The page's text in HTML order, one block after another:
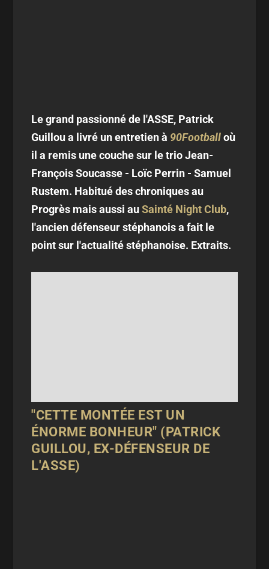
Le grand passionné de l'ASSE, Patrick
Guillou a livré un entretien à 90Footballoù
il a remis une couche sur le trio Jean-
François Soucasse - Loïc Perrin - Samuel
Rustem. Habitué des chroniques au
Progrès mais aussi auSainté Night Club,
l'ancien défenseur stéphanois a fait le
point sur l'actualité stéphanoise. Extraits.
"CETTE MONTÉE EST UN
ÉNORME BONHEUR" (PATRICK
GUILLOU, EX-DÉFENSEUR DE
L'ASSE)